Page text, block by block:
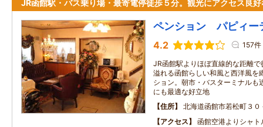
JR函館駅・バス乗り場・最寄電停徒歩５分。観光にアクセス良
ペンション パピィー
4.2 157件
JR函館駅よりほぼ直線的な距離
溢れる函館らしい和風と西洋風を
ション。朝市・バスターミナルも
にも最適な好立地
住所
北海道函館市若松町３０
アクセス
函館空港よりシャ